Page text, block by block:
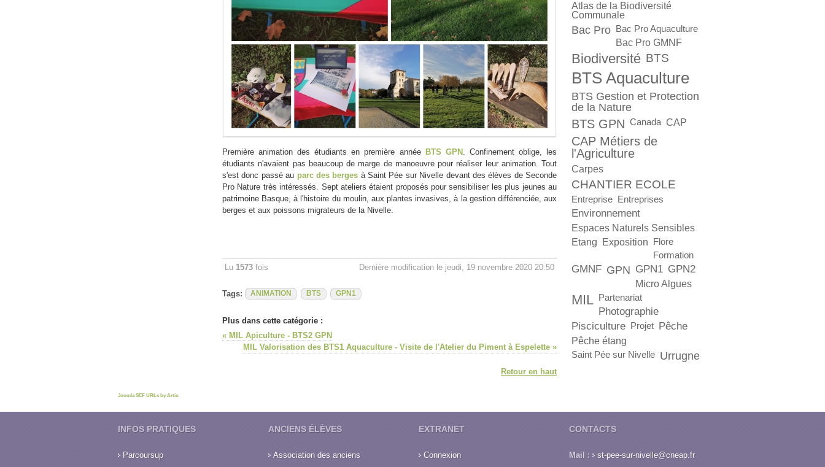
Première animation des étudiants en première année BTS GPN . Confinement oblige, les
étudiants n'avaient pas beaucoup de marge de manoeuvre pour réaliser leur animation. Tout
s'est donc passé au parc des berges à Saint Pée sur Nivelle devant des élèves de Seconde
Pro Nature très intéressés. Sept ateliers étaient proposés pour sensibiliser les plus jeunes au
patrimoine Basque, à l'histoire du moulin, aux plantes invasives, à la gestion différenciée, aux
berges et aux poissons migrateurs de la Nivelle.
Lu 1573 fois Dernière modification le jeudi, 19 novembre 2020 20:50
Tags: ANIMATION BTS GPN1
Plus dans cette catégorie :
« MIL Apiculture - BTS2 GPN
MIL Valorisation des BTS1 Aquaculture - Visite de l'Atelier du Piment à Espelette »
Retour en haut
Joomla SEF URLs by Artio
Atlas de la Biodiversité
Communale
Bac Pro Bac Pro Aquaculture
Bac Pro GMNF
Biodiversité BTS
BTS Aquaculture
BTS Gestion et Protection
de la Nature
BTS GPN Canada CAP
CAP Métiers de
l'Agriculture
Carpes
CHANTIER ECOLE
Entreprise Entreprises
Environnement
Espaces Naturels Sensibles
Etang
Exposition
Flore
Formation
GMNF GPN GPN1 GPN2
Micro Algues
MIL Partenariat
Photographie
Pisciculture
Projet Pêche
Pêche étang
Saint Pée sur Nivelle Urrugne
INFOS PRATIQUES
Parcoursup
ANCIENS ÉLÈVES
Association des anciens
EXTRANET
Connexion
CONTACTS
Mail : st-pee-sur-nivelle@cneap.fr